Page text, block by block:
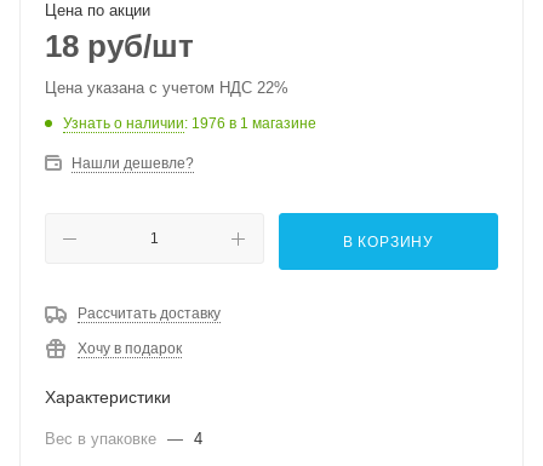
Цена по акции
18 руб/шт
Цена указана с учетом НДС 22%
Узнать о наличии: 1976 в 1 магазине
Нашли дешевле?
В КОРЗИНУ
Рассчитать доставку
Хочу в подарок
Характеристики
Вес в упаковке — 4